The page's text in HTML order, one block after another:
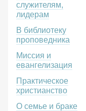
служителям,
лидерам
В библиотеку
проповедника
Миссия и
евангелизация
Практическое
христианство
О семье и браке